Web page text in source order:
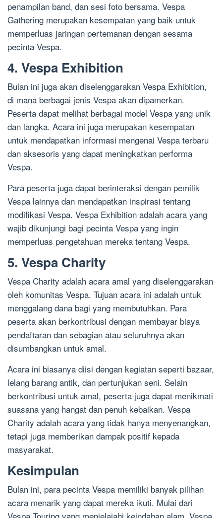
penampilan band, dan sesi foto bersama. Vespa
Gathering merupakan kesempatan yang baik untuk
memperluas jaringan pertemanan dengan sesama
pecinta Vespa.
4. Vespa Exhibition
Bulan ini juga akan diselenggarakan Vespa Exhibition,
di mana berbagai jenis Vespa akan dipamerkan.
Peserta dapat melihat berbagai model Vespa yang unik
dan langka. Acara ini juga merupakan kesempatan
untuk mendapatkan informasi mengenai Vespa terbaru
dan aksesoris yang dapat meningkatkan performa
Vespa.
Para peserta juga dapat berinteraksi dengan pemilik
Vespa lainnya dan mendapatkan inspirasi tentang
modifikasi Vespa. Vespa Exhibition adalah acara yang
wajib dikunjungi bagi pecinta Vespa yang ingin
memperluas pengetahuan mereka tentang Vespa.
5. Vespa Charity
Vespa Charity adalah acara amal yang diselenggarakan
oleh komunitas Vespa. Tujuan acara ini adalah untuk
menggalang dana bagi yang membutuhkan. Para
peserta akan berkontribusi dengan membayar biaya
pendaftaran dan sebagian atau seluruhnya akan
disumbangkan untuk amal.
Acara ini biasanya diisi dengan kegiatan seperti bazaar,
lelang barang antik, dan pertunjukan seni. Selain
berkontribusi untuk amal, peserta juga dapat menikmati
suasana yang hangat dan penuh kebaikan. Vespa
Charity adalah acara yang tidak hanya menyenangkan,
tetapi juga memberikan dampak positif kepada
masyarakat.
Kesimpulan
Bulan ini, para pecinta Vespa memiliki banyak pilihan
acara menarik yang dapat mereka ikuti. Mulai dari